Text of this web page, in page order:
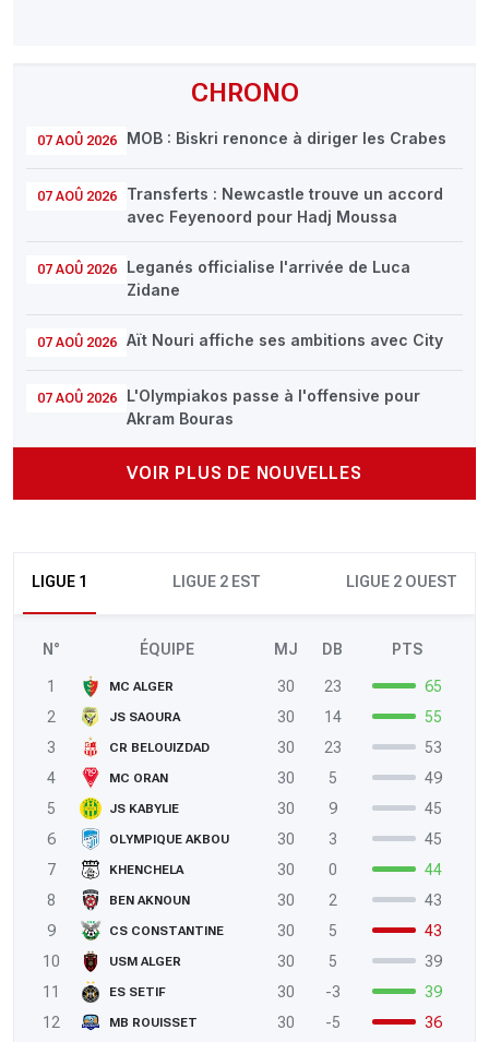
CHRONO
07 AOÛ 2026 MOB : Biskri renonce à diriger les Crabes
07 AOÛ 2026
Transferts : Newcastle trouve un accord
avec Feyenoord pour Hadj Moussa
07 AOÛ 2026
Leganés officialise l'arrivée de Luca
Zidane
07 AOÛ 2026 Aït Nouri affiche ses ambitions avec City
07 AOÛ 2026
L'Olympiakos passe à l'offensive pour
Akram Bouras
VOIR PLUS DE NOUVELLES
LIGUE 1 LIGUE 2 EST LIGUE 2 OUEST
N° ÉQUIPE MJ DB PTS
1 MC ALGER 30 23
65
2
JS SAOURA 30 14
55
3
CR BELOUIZDAD 30 23
53
4
MC ORAN 30 5
49
5
JS KABYLIE 30 9
45
6
OLYMPIQUE AKBOU 30 3
45
7
KHENCHELA 30 0
44
8
BEN AKNOUN 30 2
43
9
CS CONSTANTINE 30 5
43
10
USM ALGER 30 5
39
11
ES SETIF 30 -3
39
12
MB ROUISSET 30 -5
36